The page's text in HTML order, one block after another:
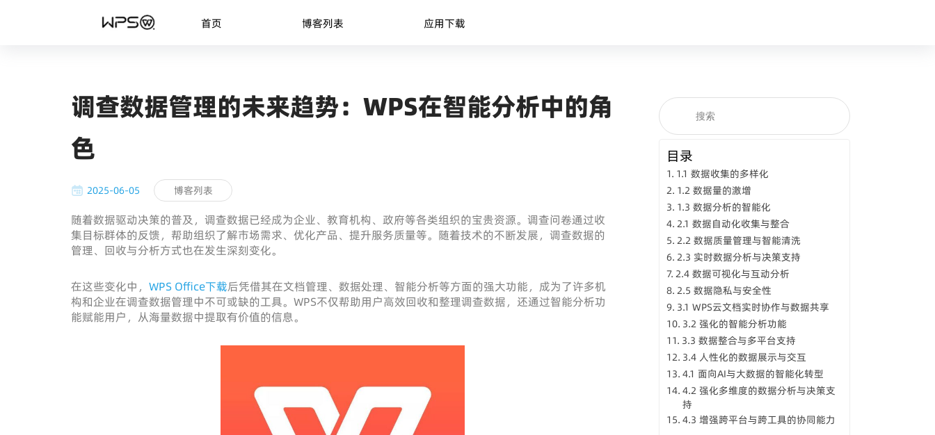
首页 博客列表 应用下载
调查数据管理的未来趋势：WPS在智能分析中的角
色
2025-06-05 博客列表
随着数据驱动决策的普及，调查数据已经成为企业、教育机构、政府等各类组织的宝贵资源。调查问卷通过收
集目标群体的反馈，帮助组织了解市场需求、优化产品、提升服务质量等。随着技术的不断发展，调查数据的
管理、回收与分析方式也在发生深刻变化。
在这些变化中， WPS Office下载后凭借其在文档管理、数据处理、智能分析等方面的强大功能，成为了许多机
构和企业在调查数据管理中不可或缺的工具。WPS不仅帮助用户高效回收和整理调查数据，还通过智能分析功
能赋能用户，从海量数据中提取有价值的信息。
目录
1.1 数据收集的多样化
1.2 数据量的激增
1.3 数据分析的智能化
2.1 数据自动化收集与整合
2.2 数据质量管理与智能清洗
2.3 实时数据分析与决策支持
2.4 数据可视化与互动分析
2.5 数据隐私与安全性
3.1 WPS云文档实时协作与数据共享
3.2 强化的智能分析功能
3.3 数据整合与多平台支持
3.4 人性化的数据展示与交互
4.1 面向AI与大数据的智能化转型
4.2 强化多维度的数据分析与决策支
持
4.3 增强跨平台与跨工具的协同能力